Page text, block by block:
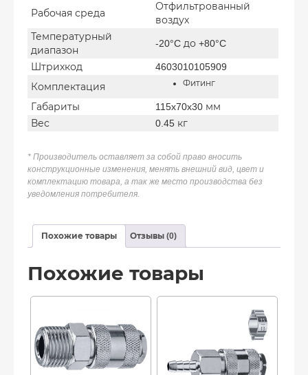
Рабочая среда
Отфильтрованный
воздух
Температурный
диапазон
-20°C до +80°C
Штрихкод
4603010105909
Комплектация
Фитинг
Габариты
115x70x30 мм
Вес
0.45 кг
* Производитель оставляет за собой право вносить
конструкционные изменения, менять внешний вид, цвет и
комплектацию товара, а так же место производства без
уведомления потребителя.
Похожие товары Отзывы (0)
Похожие товары